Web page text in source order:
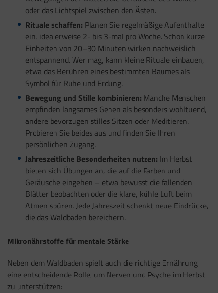
oder das Lichtspiel zwischen den Ästen.
Rituale schaffen: Planen Sie regelmäßige Aufenthalte
ein, idealerweise 2- bis 3-mal pro Woche. Schon kurze
Einheiten von 20–30 Minuten wirken nachweislich
entspannend. Wer mag, kann kleine Rituale einbauen,
etwa das Berühren eines bestimmten Baumes als
Symbol für Ruhe und Erdung.
Bewegung und Stille kombinieren: Manche Menschen
empfinden langsames Gehen als besonders wohltuend,
andere bevorzugen stilles Sitzen oder Meditieren.
Probieren Sie beides aus und finden Sie Ihren
persönlichen Zugang.
Jahreszeitliche Besonderheiten nutzen: Im Herbst
bieten sich Übungen an, die auf die Farben und
Geräusche eingehen – etwa bewusst die fallenden
Blätter beobachten oder die klare, kühle Luft beim
Atmen spüren. Jede Jahreszeit schenkt neue Eindrücke,
die das Waldbaden bereichern.
Mikronährstoffe für mentale Stärke
Neben dem Waldbaden spielt auch die richtige Ernährung
eine entscheidende Rolle, um Nerven und Psyche im Herbst
zu unterstützen: